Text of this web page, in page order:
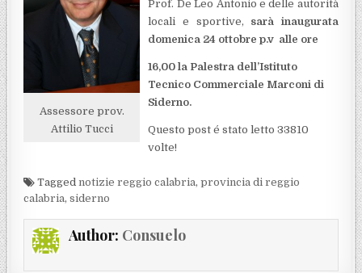
Assessore prov.
Attilio Tucci
Prof. De Leo Antonio e delle autorità
locali e sportive, sarà inaugurata
domenica 24 ottobre p.v alle ore
16,00 la Palestra dell’Istituto
Tecnico Commerciale Marconi di
Siderno.
Questo post é stato letto 33810
volte!
Taggednotizie reggio calabria,provincia di reggio
calabria,siderno
Author: Consuelo